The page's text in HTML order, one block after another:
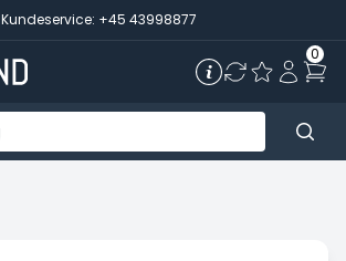
Kundeservice: +45 43998877
0